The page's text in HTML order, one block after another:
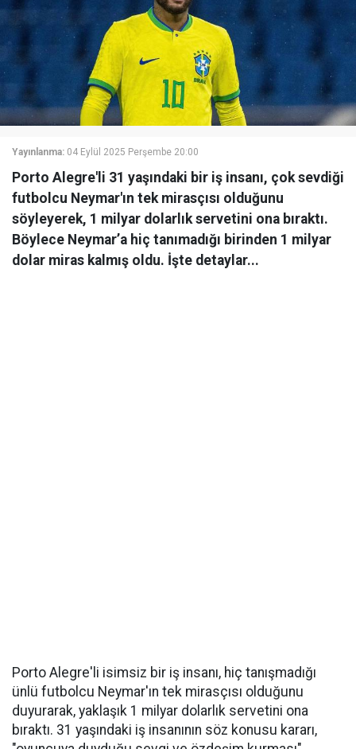
Yayınlanma: 04 Eylül 2025 Perşembe 20:00
Porto Alegre'li 31 yaşındaki bir iş insanı, çok sevdiği
futbolcu Neymar'ın tek mirasçısı olduğunu
söyleyerek, 1 milyar dolarlık servetini ona bıraktı.
Böylece Neymar’a hiç tanımadığı birinden 1 milyar
dolar miras kalmış oldu. İşte detaylar...
Porto Alegre'li isimsiz bir iş insanı, hiç tanışmadığı
ünlü futbolcu Neymar'ın tek mirasçısı olduğunu
duyurarak, yaklaşık 1 milyar dolarlık servetini ona
bıraktı. 31 yaşındaki iş insanının söz konusu kararı,